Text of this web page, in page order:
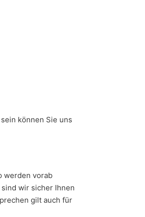
können Sie uns
werden vorab
wir sicher Ihnen
gilt auch für